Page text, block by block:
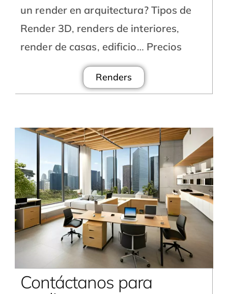
un render en arquitectura? Tipos de
Render 3D, renders de interiores,
render de casas, edificio… Precios
Renders
Contáctanos para